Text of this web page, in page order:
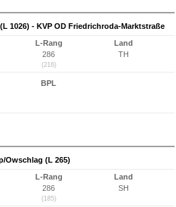
1026) - KVP OD Friedrichroda-Marktstraße
L-Rang
286
(216)
Land
TH
BPL
Owschlag (L 265)
L-Rang
286
(185)
Land
SH